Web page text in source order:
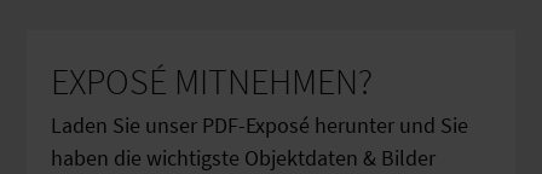
EXPOSÉ MITNEHMEN?
Laden Sie unser PDF-Exposé herunter und Sie
haben die wichtigste Objektdaten & Bilder